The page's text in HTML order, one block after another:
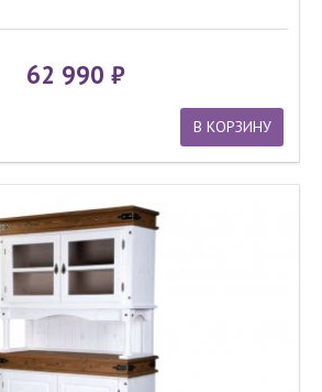
62 990
В КОРЗИНУ